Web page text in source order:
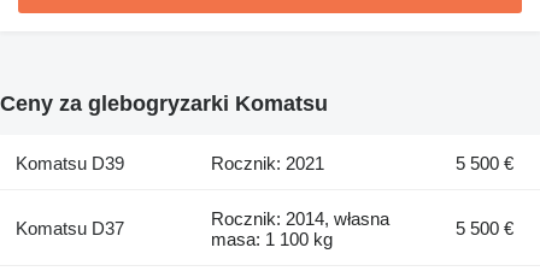
Ceny za glebogryzarki Komatsu
Komatsu D39 Rocznik: 2021 5 500 €
Komatsu D37
Rocznik: 2014, własna
masa: 1 100 kg
5 500 €